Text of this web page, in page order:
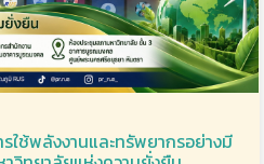
ช้พลังงานและทรัพยากรอย่างมี